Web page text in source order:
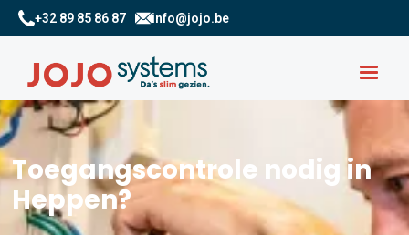
+32 89 85 86 87 info@jojo.be
Toegangscontrole nodig in
Heppen?